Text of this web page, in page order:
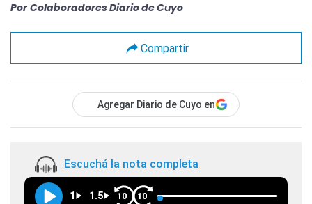
Por Colaboradores Diario de Cuyo
Compartir
Agregar Diario de Cuyo en
Escuchá la nota completa
1 1.5 10 10